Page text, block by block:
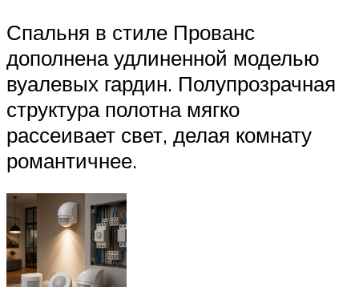
Спальня в стиле Прованс
дополнена удлиненной моделью
вуалевых гардин. Полупрозрачная
структура полотна мягко
рассеивает свет, делая комнату
романтичнее.